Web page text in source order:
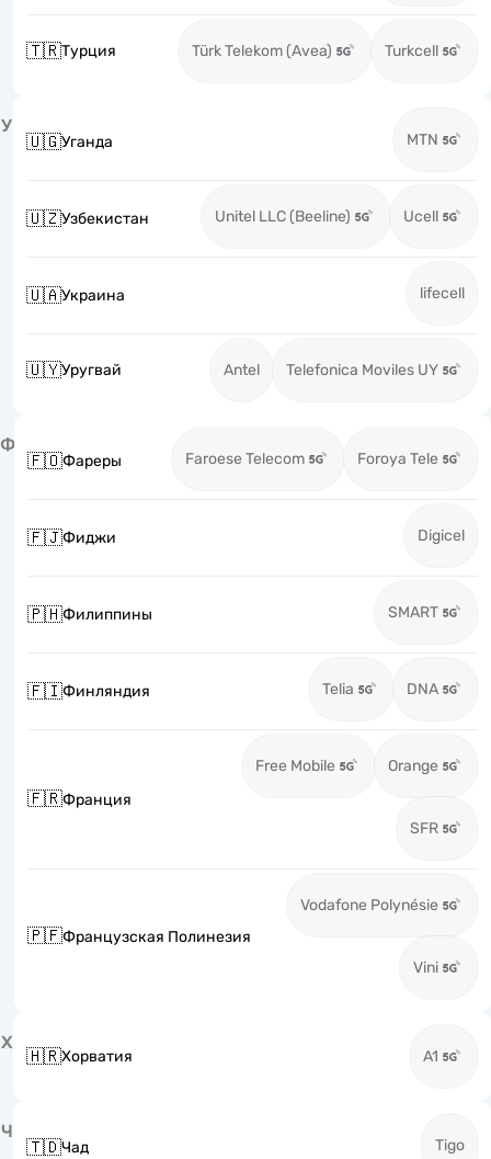
🇹🇷Турция Türk Telekom (Avea) Turkcell
У
🇺🇬Уганда MTN
🇺🇿Узбекистан Unitel LLC (Beeline) Ucell
🇺🇦Украина lifecell
🇺🇾Уругвай Antel Telefonica Moviles UY
Ф
🇫🇴Фареры Faroese Telecom Foroya Tele
🇫🇯Фиджи Digicel
🇵🇭Филиппины SMART
🇫🇮Финляндия Telia DNA
🇫🇷Франция
Free Mobile Orange
SFR
🇵🇫Французская Полинезия
Vodafone Polynésie
Vini
Х
🇭🇷Хорватия A1
Ч
🇹🇩Чад Tigo